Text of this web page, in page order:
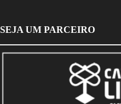
SEJA UM PARCEIRO